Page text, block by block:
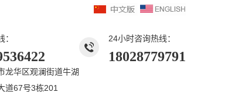
24小时咨询热线：
18028779791
龙华区观澜街道牛湖
道67号3栋201